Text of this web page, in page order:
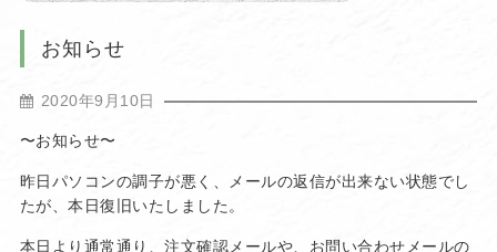
お知らせ
2020年9月10日
〜お知らせ〜
昨日パソコンの調子が悪く、メールの返信が出来ない状態でし
たが、本日復旧いたしました。
本日より通常通り、注文確認メールや、お問い合わせメールの